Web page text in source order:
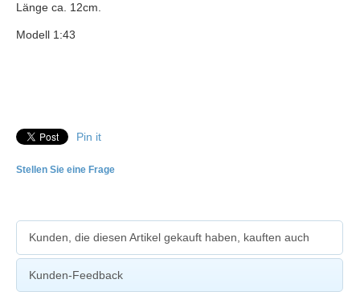
Länge ca. 12cm.
Modell 1:43
Pin it
Stellen Sie eine Frage
Kunden, die diesen Artikel gekauft haben, kauften auch
Kunden-Feedback